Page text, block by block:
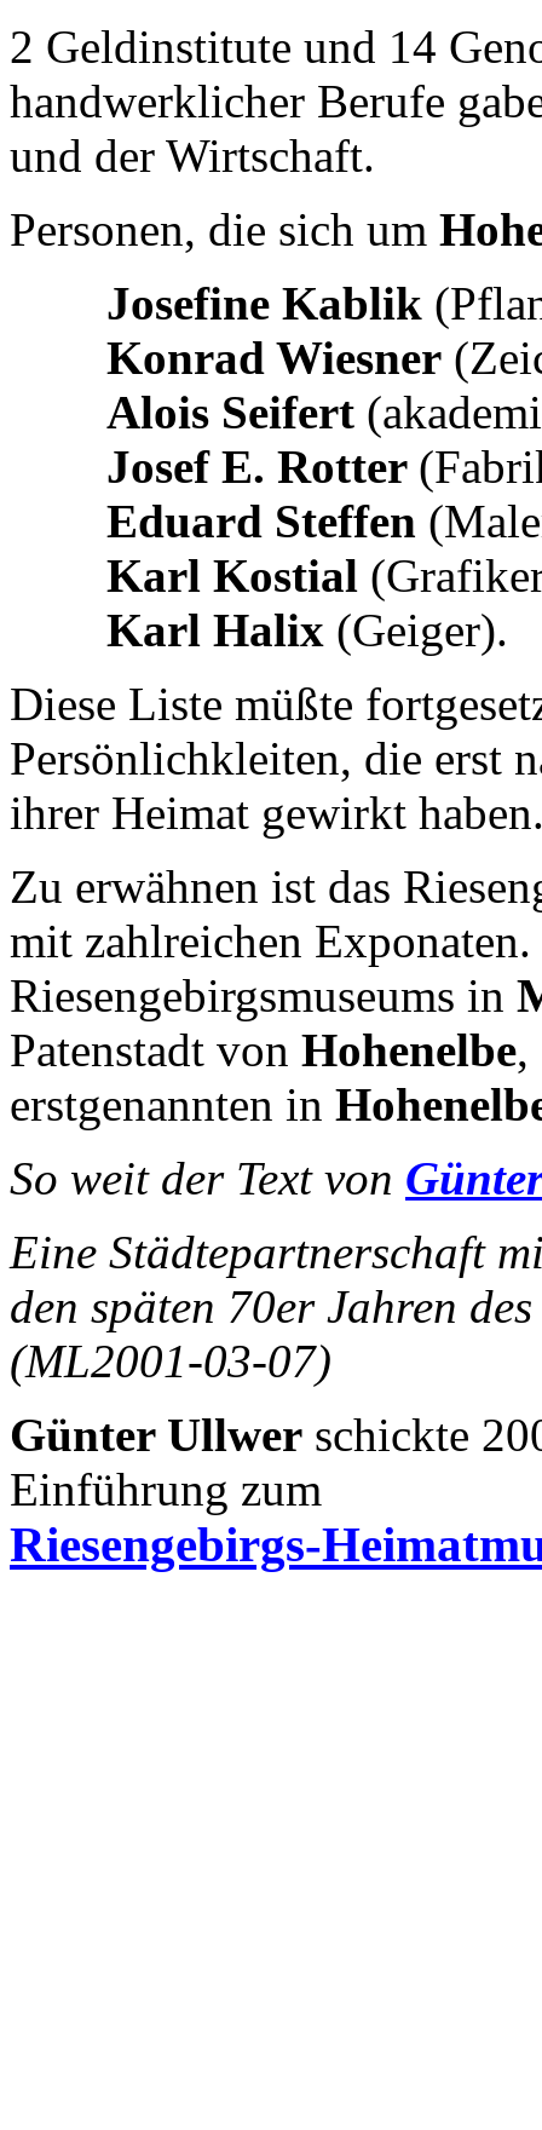
2 Geldinstitute und 14
handwerklicher Berufe
und der Wirtschaft.
Personen, die sich um
Josefine Kablik
Konrad Wiesner
Alois Seifert
Josef E. Rotter
Eduard Steffen
Karl Kostial
Karl Halix (Geiger).
Diese Liste müßte
Persönlichkleiten, die erst
ihrer Heimat gewirkt
Zu erwähnen ist das
mit zahlreichen
Riesengebirgsmuseums in
Patenstadt von Hohenelbe,
erstgenannten in
So weit der Text von
Eine Städtepartnerschaft
den späten 70er Jahren
(ML2001-03-07)
Günter Ullwer schickte
Einführung zum
Riesengebirgs-